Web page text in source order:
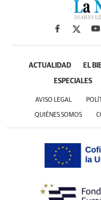
ACTUALIDAD EL
ESPECIALES
AVISO LEGAL
QUIÉNES SOMOS